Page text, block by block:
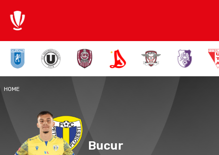
HOME
Bucur